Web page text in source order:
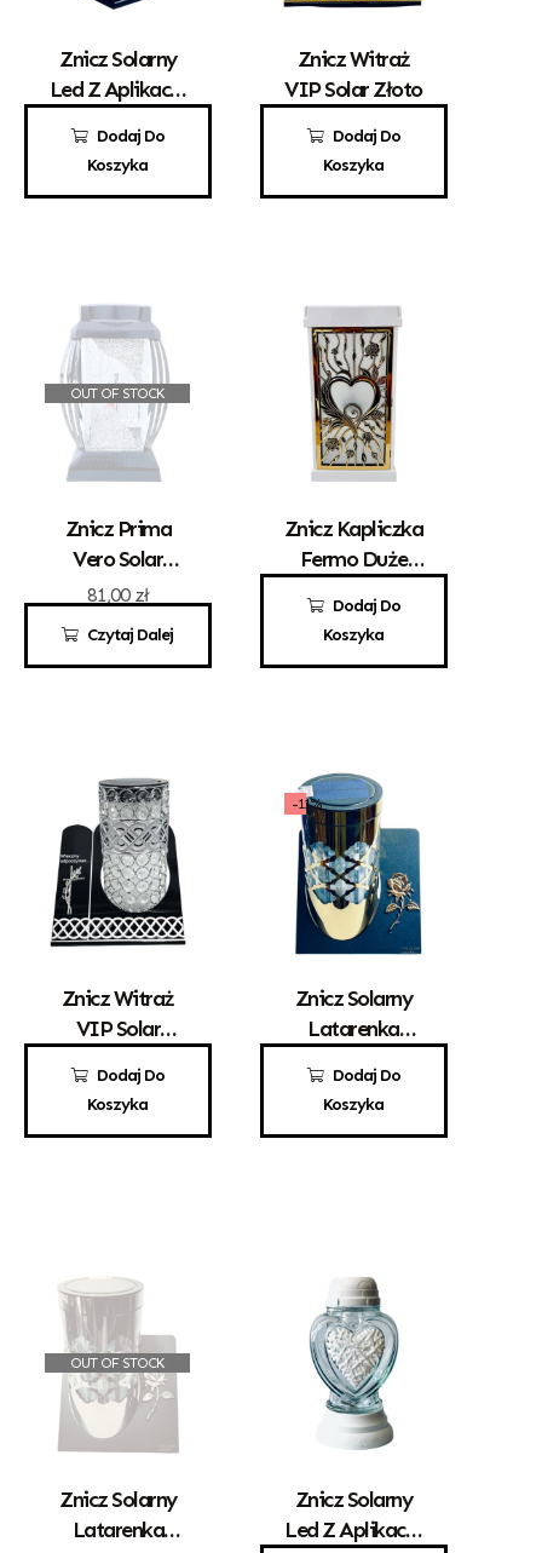
Dodaj Do
Koszyka
Znicz Solarny
Led Z Aplikacją
32,00 zł
Dodaj Do
Koszyka
Znicz Witraż
VIP Solar Złoto
190,00zł
OUT OF STOCK
Czytaj Dalej
Znicz Prima
Vero Solar
Srebro
81,00 zł
Dodaj Do
Koszyka
Znicz Kapliczka
Fermo Duże
Złoty Solar
125,00zł
Dodaj Do
Koszyka
Znicz Witraż
VIP Solar
190,00zł
-11%
Dodaj Do
Koszyka
Znicz Solarny
Latarenka
Róża
140,00 zł
125,00zł
OUT OF STOCK
Znicz Solarny
Latarenka
Znicz Solarny
Led Z Aplikacją